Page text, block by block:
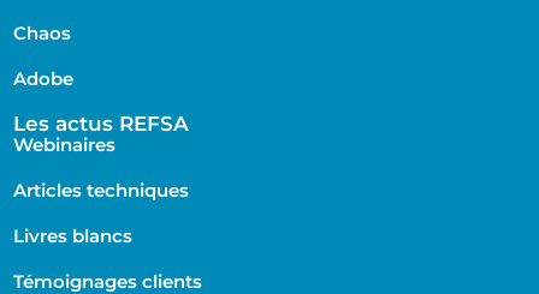
Chaos
Adobe
Les actus REFSA
Webinaires
Articles techniques
Livres blancs
Témoignages clients